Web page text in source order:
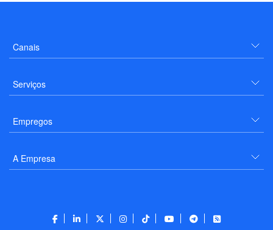
Canais
Serviços
Empregos
A Empresa